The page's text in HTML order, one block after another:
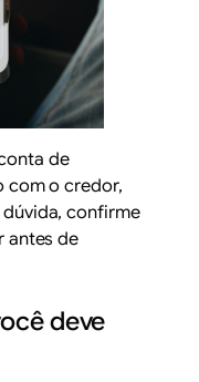
de
com o credor,
confirme
antes de
deve